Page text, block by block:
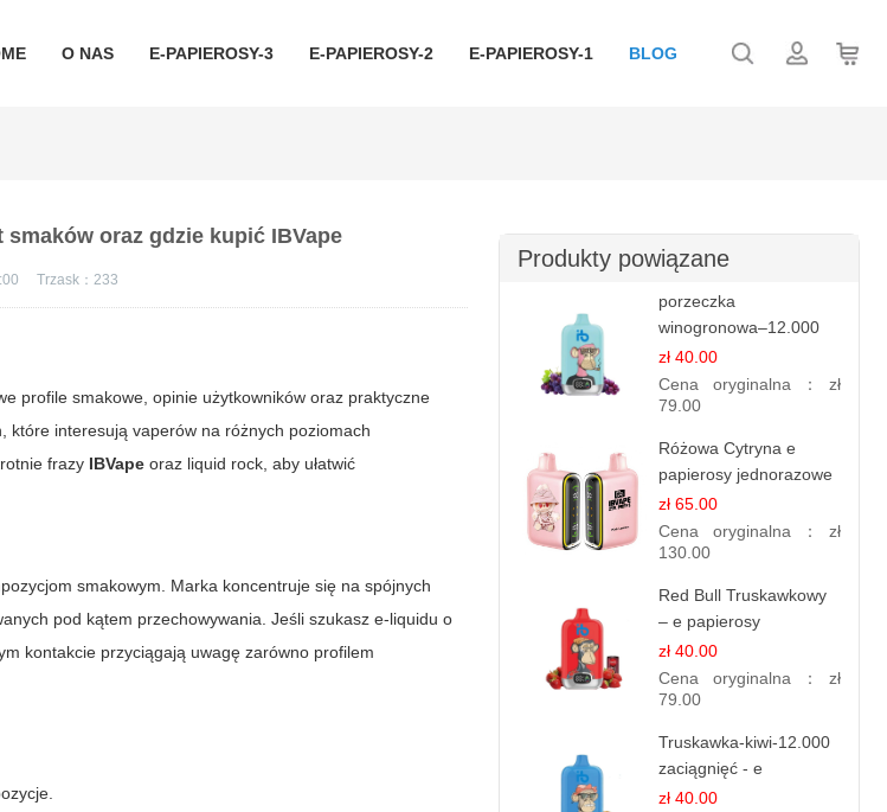
O NAS E-PAPIEROSY-3 E-PAPIEROSY-2 E-PAPIEROSY-1 BLOG
oraz gdzie kupić IBVape
Trzask： 233
profile smakowe, opinie użytkowników oraz praktyczne
które interesują vaperów na różnych poziomach
frazy IBVape oraz liquid rock , aby ułatwić
smakowym. Marka koncentruje się na spójnych
pod kątem przechowywania. Jeśli szukasz e-liquidu o
kontakcie przyciągają uwagę zarówno profilem
Produkty powiązane
porzeczka
winogronowa–12.000
zaciągnięć - e
papierosy
zł 40.00
Cena oryginalna： zł
79.00
Różowa Cytryna e
papierosy jednorazowe
- 25 000 Puffs
zł 65.00
Cena oryginalna： zł
130.00
Red Bull Truskawkowy
– e papierosy
jednorazowe
zł 40.00
Cena oryginalna： zł
79.00
Truskawka-kiwi-12.000
zaciągnięć - e
papierosy jednorazowe
zł 40.00